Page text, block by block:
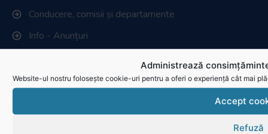
Administrează
Website-ul nostru folosește cookie-uri pentru a oferi o experiență cât mai
Accept
Refuză
Conducere, comisii și departamente
Info - Anunțuri
Politica de utilizare cookies